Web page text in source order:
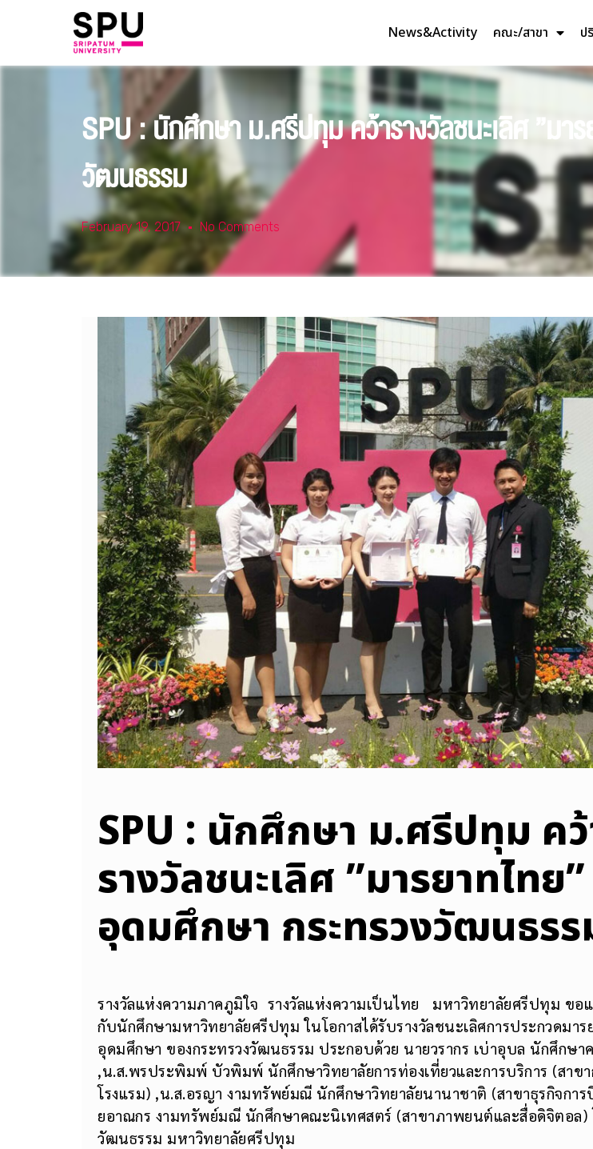
News&Activity คณะ/สาขา ป
SPU : นักศึกษา ม.ศรีปทุม คว้ารางวัลชนะเลิศ ”มา
วัฒนธรรม
February 19, 2017 No Comments
SPU : นักศึกษา ม.ศรีปทุม ค
รางวัลชนะเลิศ ”มารยาทไทย
อุดมศึกษา กระทรวงวัฒนธร
รางวัลแห่งความภาคภูมิใจ รางวัลแห่งความเป็นไทย มหาวิทยาลัยศรีปทุม ขอ
กับนักศึกษามหาวิทยาลัยศรีปทุม ในโอกาสได้รับรางวัลชนะเลิศการประกวดมา
อุดมศึกษา ของกระทรวงวัฒนธรรม ประกอบด้วย นายวรากร เบ่าอุบล นักศึกษ
,น.ส.พรประพิมพ์ บัวพิมพ์ นักศึกษาวิทยาลัยการท่องเที่ยวและการบริการ (สาขา
โรงแรม) ,น.ส.อรญา งามทรัพย์มณี นักศึกษาวิทยาลัยนานาชาติ (สาขาธุรกิจกา
ยอาณกร งามทรัพย์มณี นักศึกษาคณะนิเทศสตร์ (สาขาภาพยนต์และสื่อดิจิตอล)
วัฒนธรรม มหาวิทยาลัยศรีปทุม